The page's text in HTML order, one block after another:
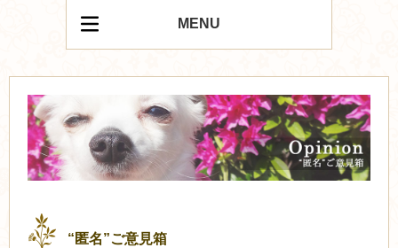
MENU
“匿名”ご意見箱